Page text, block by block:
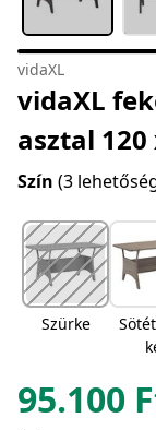
vidaXL
vidaXL
asztal 120
Szín (3
Szürke
95.100